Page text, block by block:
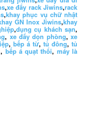
,xe đẩy rack Jiwins,rack
,khay phục vụ chữ nhật
GN Inox Jiwins,khay
,dụng cụ khách sạn,
, xe đẩy dọn phòng,xe
,bếp á từ,tủ đông,tủ
, bếp á quạt thổi, máy là